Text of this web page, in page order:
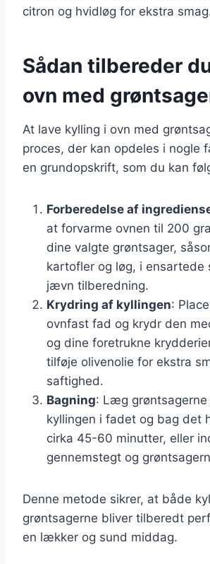
citron og hvidløg for ekstra
Sådan tilbereder
ovn med
At lave kylling i ovn med
proces, der kan opdeles i nogle
en grundopskrift, som du kan
Forberedelse af
at forvarme ovnen til 200
dine valgte grøntsager,
kartofler og løg, i ensartede
jævn tilberedning.
Krydring af kyllingen:
ovnfast fad og krydr den
og dine foretrukne
tilføje olivenolie for ekstra
saftighed.
Bagning: Læg grøntsagerne
kyllingen i fadet og bag det
cirka 45-60 minutter, eller
gennemstegt og
Denne metode sikrer, at både
grøntsagerne bliver tilberedt
en lækker og sund middag.